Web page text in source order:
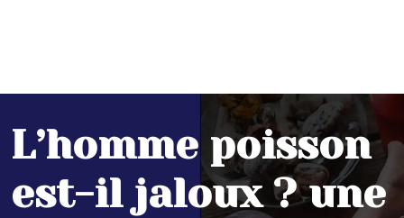
L’homme poisson
est-il jaloux ? une